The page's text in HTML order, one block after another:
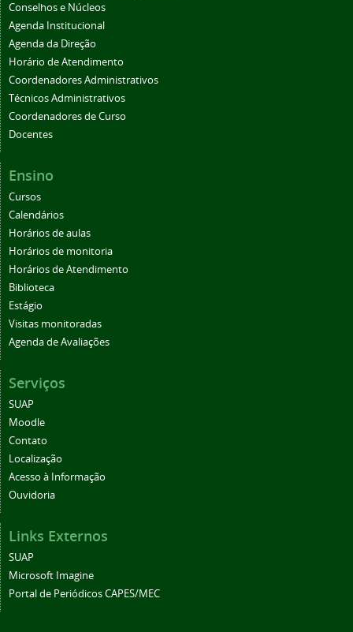
Conselhos e Núcleos
Agenda Institucional
Agenda da Direção
Horário de Atendimento
Coordenadores Administrativos
Técnicos Administrativos
Coordenadores de Curso
Docentes
Ensino
Cursos
Calendários
Horários de aulas
Horários de monitoria
Horários de Atendimento
Biblioteca
Estágio
Visitas monitoradas
Agenda de Avaliações
Serviços
SUAP
Moodle
Contato
Localização
Acesso à Informação
Ouvidoria
Links Externos
SUAP
Microsoft Imagine
Portal de Periódicos CAPES/MEC